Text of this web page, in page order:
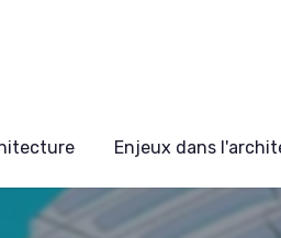
Enjeux dans